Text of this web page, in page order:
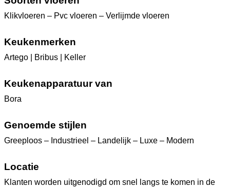
Klikvloeren – Pvc vloeren – Verlijmde vloeren
Keukenmerken
Artego | Bribus | Keller
Keukenapparatuur van
Bora
Genoemde stijlen
Greeploos – Industrieel – Landelijk – Luxe – Modern
Locatie
Klanten worden uitgenodigd om snel langs te komen in de